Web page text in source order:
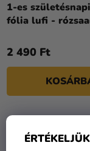
1-es
fólia lufi -
2 490 Ft